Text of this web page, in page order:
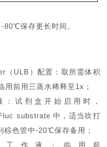
-80℃保存更长时间。
（ ULB ）配置：取所需体积
用前用三蒸水稀释至1x ；
：试剂盒开始 启用时，
substrate 中，适当吹打
棕色管中-20℃保存备用；
工作液：临用前